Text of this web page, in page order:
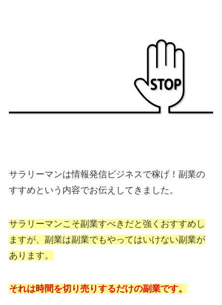
サラリーマンは情報発信ビジネスで稼げ！副業の
すすめという内容でお伝えしてきました。
サラリーマンこそ副業すべきだと強くおすすめし
ますが、副業は副業でもやってはいけない副業が
あります。
それは時間を切り売りするだけの副業です。